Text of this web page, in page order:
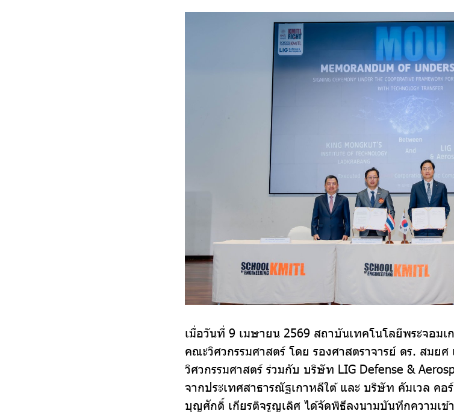
เมื่อวันที่ 9 เมษายน 2569 สถาบันเทคโนโลยีพระจอมเ
คณะวิศวกรรมศาสตร์ โดย รองศาสตราจารย์ ดร. สมย
วิศวกรรมศาสตร์ ร่วมกับ บริษัท LIG Defense &
จากประเทศสาธารณัฐเกาหลีใต้ และ บริษัท คัมเวล ค
บุญศักดิ์ เกียรติจรูญเลิศ ได้จัดพิธีลงนามบันทึกความเข้